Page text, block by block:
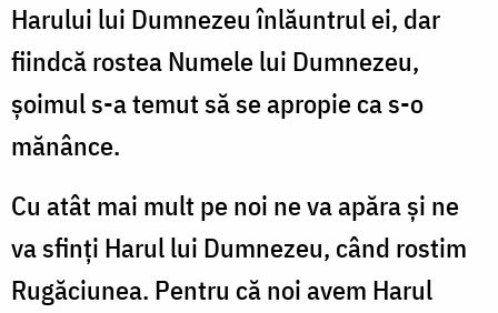
Harului lui Dumnezeu înlăuntrul ei, dar
fiindcă rostea Numele lui Dumnezeu,
șoimul s-a temut să se apropie ca s-o
mănânce.
Cu atât mai mult pe noi ne va apăra și ne
va sfinți Harul lui Dumnezeu, când rostim
Rugăciunea. Pentru că noi avem Harul